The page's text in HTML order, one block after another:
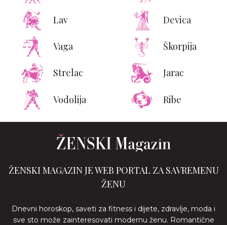
Lav Devica
Vaga Škorpija
Strelac Jarac
Vodolija Ribe
ŽENSKI MAGAZIN JE WEB PORTAL ZA SAVREMENU
ŽENU
Dnevni horoskop, saveti za fitness i dijete, zdravlje, moda i
sve sto može zainteresovati modernu ženu. Romantične